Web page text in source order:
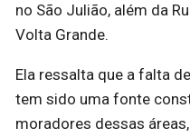
no São Julião, além da
Volta Grande.
Ela ressalta que a falta
tem sido uma fonte
moradores dessas